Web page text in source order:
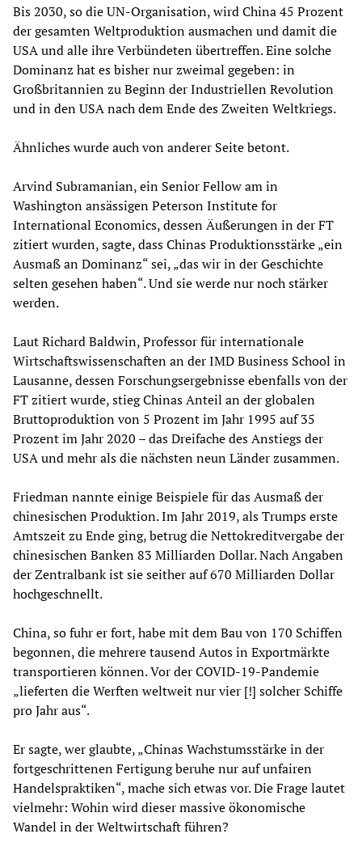
Bis 2030, so die UN-Organisation, wird China 45 Prozent
der gesamten Weltproduktion ausmachen und damit die
USA und alle ihre Verbündeten übertreffen. Eine solche
Dominanz hat es bisher nur zweimal gegeben: in
Großbritannien zu Beginn der Industriellen Revolution
und in den USA nach dem Ende des Zweiten Weltkriegs.
Ähnliches wurde auch von anderer Seite betont.
Arvind Subramanian, ein Senior Fellow am in
Washington ansässigen Peterson Institute for
International Economics, dessen Äußerungen in der FT
zitiert wurden, sagte, dass Chinas Produktionsstärke „ein
Ausmaß an Dominanz“ sei, „das wir in der Geschichte
selten gesehen haben“. Und sie werde nur noch stärker
werden.
Laut Richard Baldwin, Professor für internationale
Wirtschaftswissenschaften an der IMD Business School in
Lausanne, dessen Forschungsergebnisse ebenfalls von der
FT zitiert wurde, stieg Chinas Anteil an der globalen
Bruttoproduktion von 5 Prozent im Jahr 1995 auf 35
Prozent im Jahr 2020 – das Dreifache des Anstiegs der
USA und mehr als die nächsten neun Länder zusammen.
Friedman nannte einige Beispiele für das Ausmaß der
chinesischen Produktion. Im Jahr 2019, als Trumps erste
Amtszeit zu Ende ging, betrug die Nettokreditvergabe der
chinesischen Banken 83 Milliarden Dollar. Nach Angaben
der Zentralbank ist sie seither auf 670 Milliarden Dollar
hochgeschnellt.
China, so fuhr er fort, habe mit dem Bau von 170 Schiffen
begonnen, die mehrere tausend Autos in Exportmärkte
transportieren können. Vor der COVID-19-Pandemie
„lieferten die Werften weltweit nur vier [!] solcher Schiffe
pro Jahr aus“.
Er sagte, wer glaubte, „Chinas Wachstumsstärke in der
fortgeschrittenen Fertigung beruhe nur auf unfairen
Handelspraktiken“, mache sich etwas vor. Die Frage lautet
vielmehr: Wohin wird dieser massive ökonomische
Wandel in der Weltwirtschaft führen?